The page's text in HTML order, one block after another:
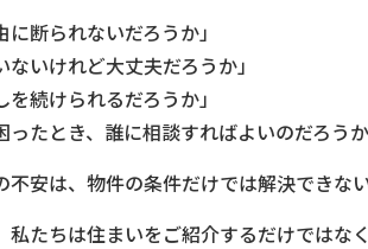
に断られないだろうか」
ないけれど大丈夫だろうか」
を続けられるだろうか」
ったとき、誰に相談すればよいのだろうか
不安は、物件の条件だけでは解決できな
私たちは住まいをご紹介するだけではな